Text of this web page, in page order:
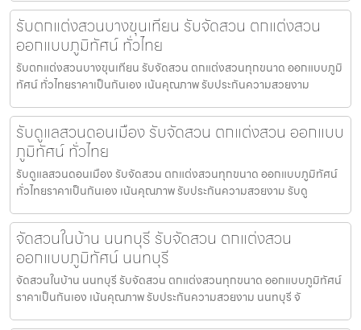
รับตกแต่งสวนบางขุนเทียน รับจัดสวน ตกแต่งสวน
ออกแบบภูมิทัศน์ ทั่วไทย
รับตกแต่งสวนบางขุนเทียน รับจัดสวน ตกแต่งสวนทุกขนาด ออกแบบภูมิ
ทัศน์ ทั่วไทยราคาเป็นกันเอง เน้นคุณภาพ รับประกันความสวยงาม
รับดูแลสวนดอนเมือง รับจัดสวน ตกแต่งสวน ออกแบบ
ภูมิทัศน์ ทั่วไทย
รับดูแลสวนดอนเมือง รับจัดสวน ตกแต่งสวนทุกขนาด ออกแบบภูมิทัศน์
ทั่วไทยราคาเป็นกันเอง เน้นคุณภาพ รับประกันความสวยงาม รับดู
จัดสวนในบ้าน นนทบุรี รับจัดสวน ตกแต่งสวน
ออกแบบภูมิทัศน์ นนทบุรี
จัดสวนในบ้าน นนทบุรี รับจัดสวน ตกแต่งสวนทุกขนาด ออกแบบภูมิทัศน์
ราคาเป็นกันเอง เน้นคุณภาพ รับประกันความสวยงาม นนทบุรี จั